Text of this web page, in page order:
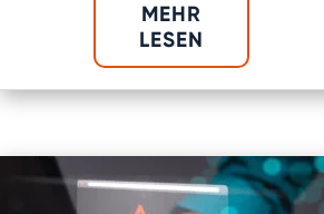
MEHR
LESEN